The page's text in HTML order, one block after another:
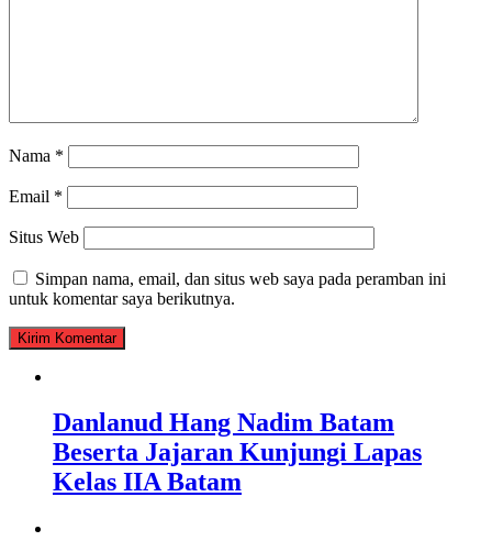
Nama *
Email *
Situs Web
Simpan nama, email, dan situs web saya pada peramban ini
untuk komentar saya berikutnya.
Danlanud Hang Nadim Batam
Beserta Jajaran Kunjungi Lapas
Kelas IIA Batam